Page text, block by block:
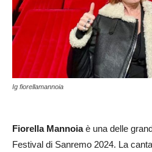
Ig fiorellamannoia
Fiorella Mannoiaè una delle
Festival di Sanremo 2024. La